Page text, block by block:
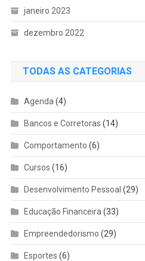
janeiro 2023
dezembro 2022
TODAS AS CATEGORIAS
Agenda (4)
Bancos e Corretoras (14)
Comportamento (6)
Cursos (16)
Desenvolvimento Pessoal (29)
Educação Financeira (33)
Empreendedorismo (29)
Esportes (6)